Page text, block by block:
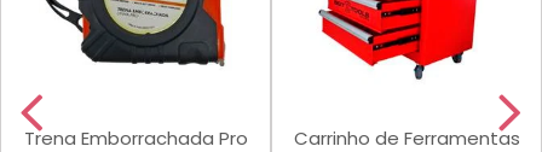
Trena Emborrachada Pro
Carrinho de Ferramentas